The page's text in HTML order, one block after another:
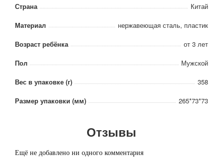
Страна
Китай
Материал
нержавеющая сталь, пластик
Возраст ребёнка
от 3 лет
Пол
Мужской
Вес в упаковке (г)
358
Размер упаковки (мм)
265*73*73
Отзывы
Ещё не добавлено ни одного комментария